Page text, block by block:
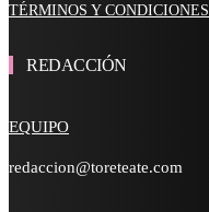
TÉRMINOS Y CONDICIONES
REDACCIÓN
EQUIPO
redaccion@toreteate.com